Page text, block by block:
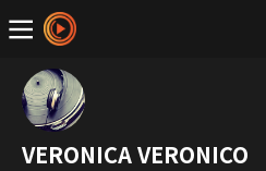
VERONICA VERONICO